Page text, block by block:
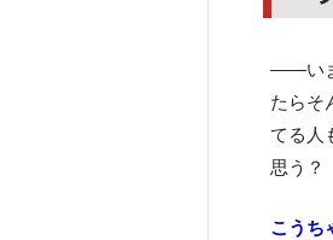
――いま
たらそ
てる人
思う？
こうち